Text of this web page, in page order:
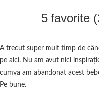
5 favorite
A trecut super mult timp de când nu am mai scris
pe aici. Nu am avut nici
cumva am abandonat acest
Pe bune.